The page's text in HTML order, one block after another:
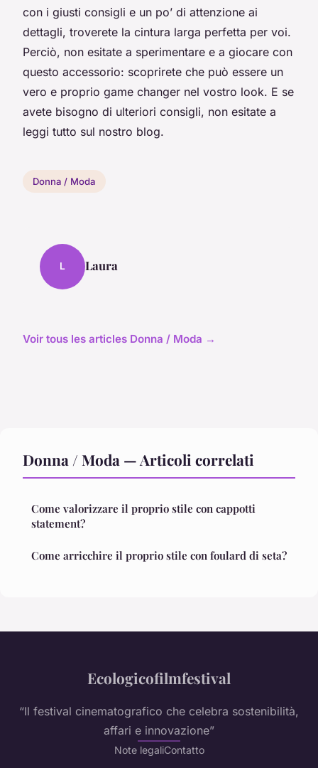
con i giusti consigli e un po’ di attenzione ai
dettagli, troverete la cintura larga perfetta per voi.
Perciò, non esitate a sperimentare e a giocare con
questo accessorio: scoprirete che può essere un
vero e proprio game changer nel vostro look. E se
avete bisogno di ulteriori consigli, non esitate a
leggi tutto sul nostro blog.
Donna / Moda
L Laura
Voir tous les articles Donna / Moda →
Donna / Moda — Articoli correlati
Come valorizzare il proprio stile con cappotti
statement?
Come arricchire il proprio stile con foulard di seta?
Ecologicofilmfestival
“Il festival cinematografico che celebra sostenibilità,
affari e innovazione”
Note legaliContatto